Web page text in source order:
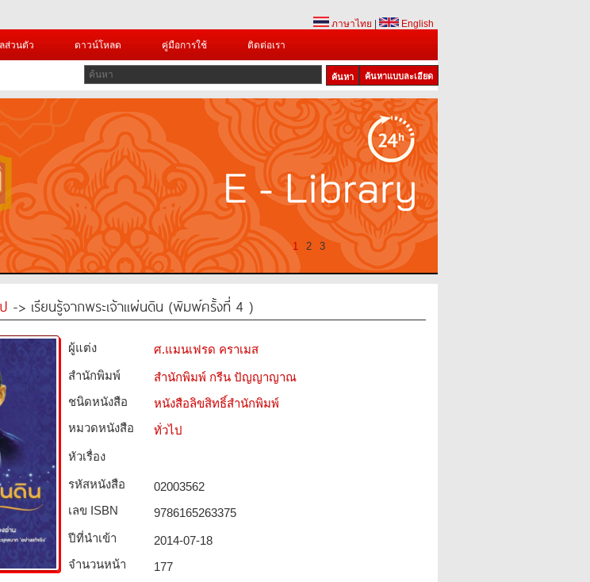
ภาษาไทย
English
ส่วนตัว ดาวน์โหลด คู่มือการใช้ ติดต่อเรา
ค้นหาแบบละเอียด
1 2 3
-> เรียนรู้จากพระเจ้าแผ่นดิน (พิมพ์ครั้งที่ 4 )
ผู้แต่ง
ศ.แมนเฟรด คราเมส
สำนักพิมพ์
สำนักพิมพ์ กรีน ปัญญาญาณ
ชนิดหนังสือ­
หนังสือลิขสิทธิ์สำนักพิมพ์
หมวดหนังสือ­
ทั่วไป
หัวเรื่อง
รหัสหนังสือ­
02003562
เลข ISBN
9786165263375
ปีที่นำเข้า
2014-07-18
จำนวนหน้า
177